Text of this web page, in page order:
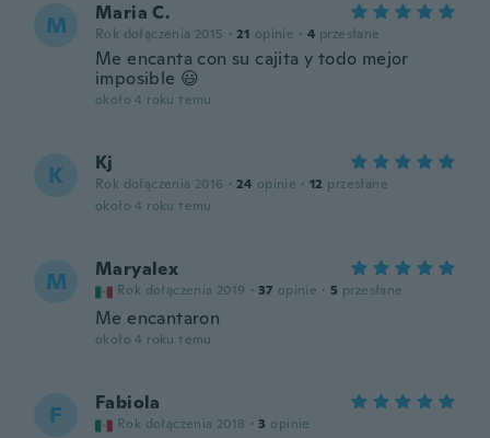
M Maria C.
Rok dołączenia 2015 · 21 opinie · 4 przesłane
Me encanta con su cajita y todo mejor
imposible 😃
około 4 roku temu
K Kj
Rok dołączenia 2016 · 24 opinie · 12 przesłane
około 4 roku temu
M Maryalex
Rok dołączenia 2019 · 37 opinie · 5 przesłane
Me encantaron
około 4 roku temu
F Fabiola
Rok dołączenia 2018 · 3 opinie